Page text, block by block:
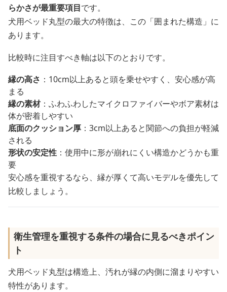
らかさが最重要項目です。
犬用ベッド丸型の最大の特徴は、この「囲まれた構造」に
あります。
比較時に注目すべき軸は以下のとおりです。
縁の高さ ：10cm以上あると頭を乗せやすく、安心感が高
まる
縁の素材：ふわふわしたマイクロファイバーやボア素材は
体が密着しやすい
底面のクッション厚 ：3cm以上あると関節への負担が軽減
される
形状の安定性 ：使用中に形が崩れにくい構造かどうかも重
要
安心感を重視するなら、縁が厚くて高いモデルを優先して
比較しましょう。
衛生管理を重視する条件の場合に見るべきポイン
ト
犬用ベッド丸型は構造上、汚れが縁の内側に溜まりやすい
特性があります。